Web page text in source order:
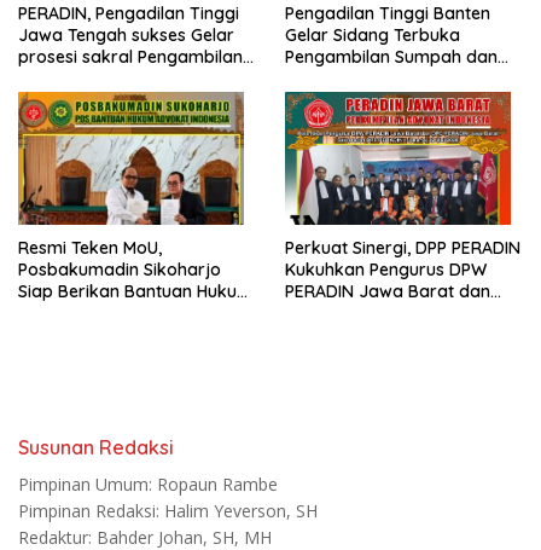
PERADIN, Pengadilan Tinggi
Jawa Tengah sukses Gelar
prosesi sakral Pengambilan
Pengadilan Tinggi Banten
Gelar Sidang Terbuka
Pengambilan Sumpah dan
Resmi Teken MoU,
Posbakumadin Sikoharjo
Siap Berikan Bantuan Hukum
Perkuat Sinergi, DPP PERADIN
Kukuhkan Pengurus DPW
PERADIN Jawa Barat dan
Susunan Redaksi
Pimpinan Umum: Ropaun Rambe
Pimpinan Redaksi: Halim Yeverson, SH
Redaktur: Bahder Johan, SH, MH